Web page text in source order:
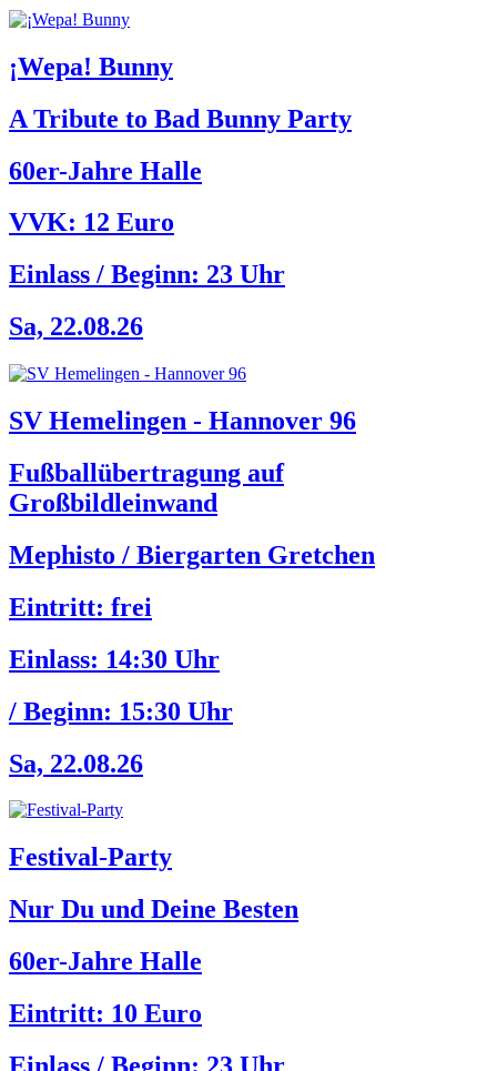
¡Wepa! Bunny
A Tribute to Bad Bunny Party
60er-Jahre Halle
VVK: 12 Euro
Einlass / Beginn: 23 Uhr
Sa, 22.08.26
SV Hemelingen - Hannover 96
Fußballübertragung auf
Großbildleinwand
Mephisto / Biergarten Gretchen
Eintritt: frei
Einlass: 14:30 Uhr
/ Beginn: 15:30 Uhr
Sa, 22.08.26
Festival-Party
Nur Du und Deine Besten
60er-Jahre Halle
Eintritt: 10 Euro